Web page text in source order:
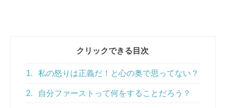
クリックできる目次
1. 私の怒りは正義だ！と心の奥で思ってない？
2. 自分ファーストって何をすることだろう？